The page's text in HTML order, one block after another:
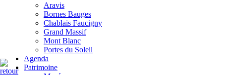
Aravis
Bornes Bauges
Chablais Faucigny
Grand Massif
Mont Blanc
Portes du Soleil
Agenda
Patrimoine